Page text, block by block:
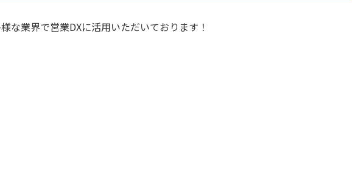
な業界で営業DXに活用いただいております！